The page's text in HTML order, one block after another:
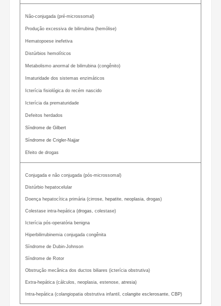
Não-conjugada (pré-microssomal)
Produção excessiva de bilirrubina (hemólise)
Hematopoese inefetiva
Distúrbios hemolíticos
Metabolismo anormal de bilirrubina (congênito)
Imaturidade dos sistemas enzimáticos
Icterícia fisiológica do recém nascido
Icterícia da prematuridade
Defeitos herdados
Síndrome de Gilbert
Síndrome de Crigler-Najjar
Efeito de drogas
Conjugada e não conjugada (pós-microssomal)
Distúrbio hepatocelular
Doença hepatocítica primária (cirrose, hepatite, neoplasia, drogas)
Colestase intra-hepática (drogas, colestase)
Icterícia pós-operatória benigna
Hiperbilirrubinemia conjugada congênita
Síndrome de Dubin-Johnson
Síndrome de Rotor
Obstrução mecânica dos ductos biliares (icterícia obstrutiva)
Extra-hepática (cálculos, neoplasia, estenose, atresia)
Intra-hepática (colangiopatia obstrutiva infantil, colangite esclerosante, CBP)